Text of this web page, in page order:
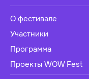
О фестивале
Участники
Программа
Проекты WOW Fest